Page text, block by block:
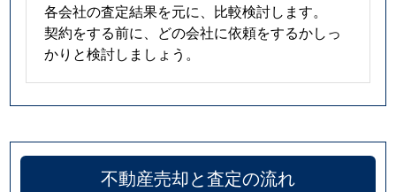
各会社の査定結果を元に、比較検討します。
契約をする前に、どの会社に依頼をするかしっ
かりと検討しましょう。
不動産売却と査定の流れ